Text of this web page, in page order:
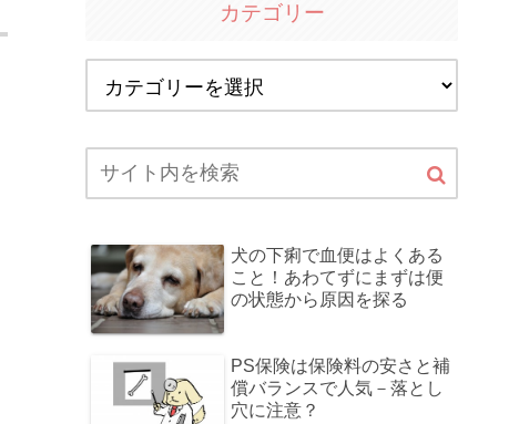
カテゴリー
犬の下痢で血便はよくある
こと！あわてずにまずは便
の状態から原因を探る
PS保険は保険料の安さと補
償バランスで人気－落とし
穴に注意？